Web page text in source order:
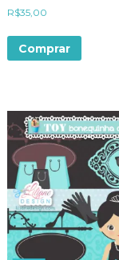
R$35,00
Comprar